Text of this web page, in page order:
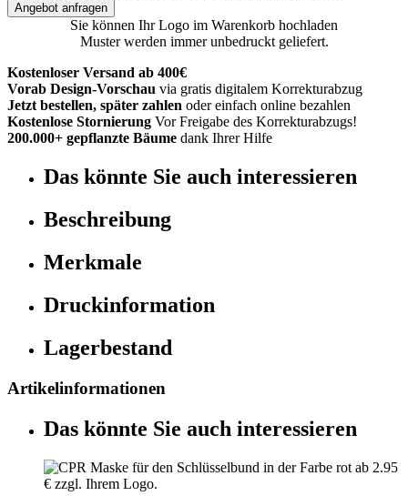
Angebot anfragen
Sie können Ihr Logo im Warenkorb hochladen
Muster werden immer unbedruckt geliefert.
Kostenloser Versand ab 400€
Vorab Design-Vorschau via gratis digitalem Korrekturabzug
Jetzt bestellen, später zahlen oder einfach online bezahlen
Kostenlose Stornierung Vor Freigabe des Korrekturabzugs!
200.000+ gepflanzte Bäume dank Ihrer Hilfe
Das könnte Sie auch interessieren
Beschreibung
Merkmale
Druckinformation
Lagerbestand
Artikelinformationen
Das könnte Sie auch interessieren